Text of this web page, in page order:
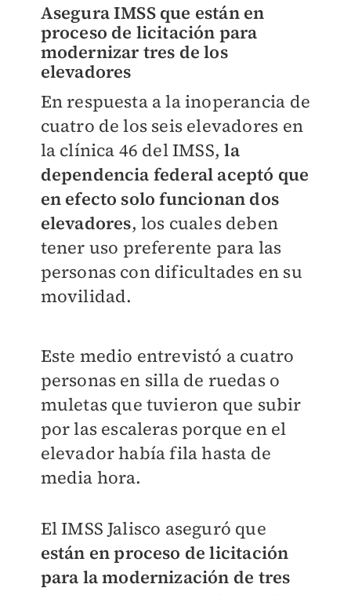
Asegura IMSS que están en
proceso de licitación para
modernizar tres de los
elevadores
En respuesta a la inoperancia de
cuatro de los seis elevadores en
la clínica 46 del IMSS,la
dependencia federal aceptó que
en efecto solo funcionan dos
elevadores, los cuales deben
tener uso preferente para las
personas con dificultades en su
movilidad.
Este medio entrevistó a cuatro
personas en silla de ruedas o
muletas que tuvieron que subir
por las escaleras porque en el
elevador había fila hasta de
media hora.
El IMSS Jalisco aseguró que
están en proceso de licitación
para la modernización de tres